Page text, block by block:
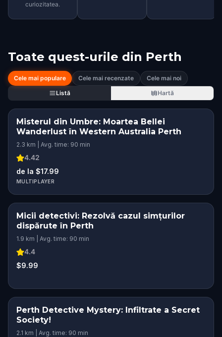
curiozitatea.
Toate quest-urile din Perth
Cele mai populare Cele mai recenzate
Cele mai noi
Listă
Hartă
Misterul din Umbre: Moartea Bellei
Wanderlust în Western Australia Perth
2.3 km | Avg. time: 90 min
4.42
de la $17.99
MULTIPLAYER
KIDS' FAVORITE
Micii detectivi: Rezolvă cazul simțurilor
dispărute în Perth
1.9 km | Avg. time: 90 min
4.4
$9.99
Perth Detective Mystery: Infiltrate a Secret
Society!
2.1 km | Avg. time: 90 min